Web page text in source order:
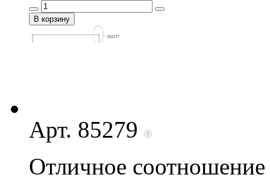
Арт. 85279
Отличное соотношение